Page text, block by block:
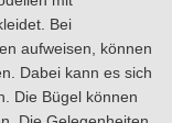
Bei
aufweisen, können
Dabei kann es sich
Die Bügel können